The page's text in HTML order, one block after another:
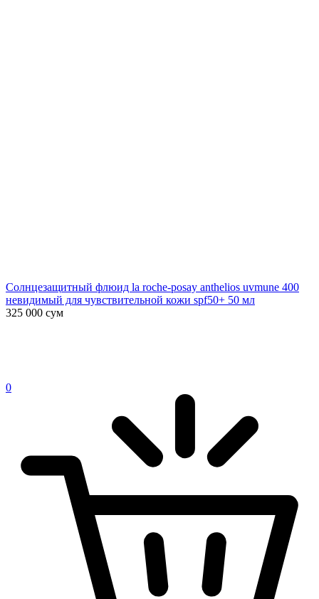
Солнцезащитный флюид la roche-posay anthelios uvmune 400
невидимый для чувствительной кожи spf50+ 50 мл
325 000 сум
0